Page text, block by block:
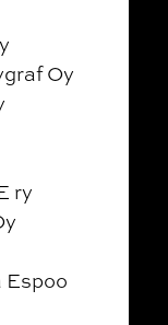
Oy
ry
Espoo